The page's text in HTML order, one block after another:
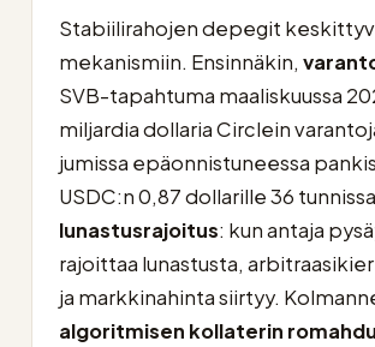
Stabiilirahojen depegit
mekanismiin. Ensinnäkin,
SVB-tapahtuma maaliskuussa
miljardia dollaria Circlein
jumissa epäonnistuneessa
USDC:n 0,87 dollarille 36
lunastusrajoitus: kun antaja
rajoittaa lunastusta,
ja markkinahinta siirtyy.
algoritmisen kollaterin